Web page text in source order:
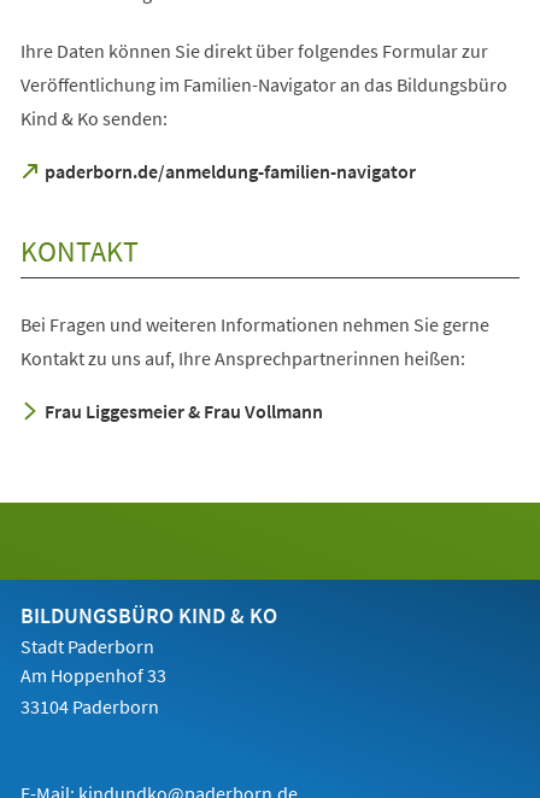
Ihre Daten können Sie direkt über folgendes Formular zur
Veröffentlichung im Familien-Navigator an das Bildungsbüro
Kind & Ko senden:
paderborn.de/anmeldung-familien-navigator
(Öffnet
neuen
Tab)
KONTAKT
Bei Fragen und weiteren Informationen nehmen Sie gerne
Kontakt zu uns auf, Ihre Ansprechpartnerinnen heißen:
Frau Liggesmeier & Frau Vollmann
BILDUNGSBÜRO KIND & KO
Stadt Paderborn
Am Hoppenhof 33
33104 Paderborn
E-Mail: kindundko@paderborn.de